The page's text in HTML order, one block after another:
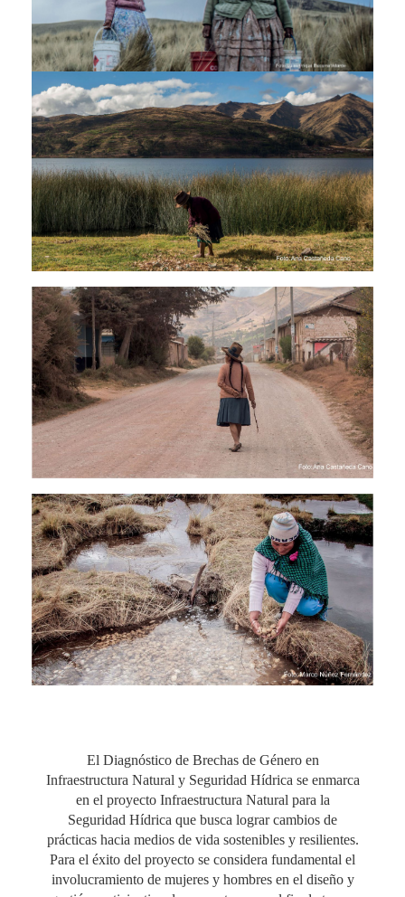
El Diagnóstico de Brechas de Género en
Infraestructura Natural y Seguridad Hídrica se enmarca
en el proyecto Infraestructura Natural para la
Seguridad Hídrica que busca lograr cambios de
prácticas hacia medios de vida sostenibles y resilientes.
Para el éxito del proyecto se considera fundamental el
involucramiento de mujeres y hombres en el diseño y